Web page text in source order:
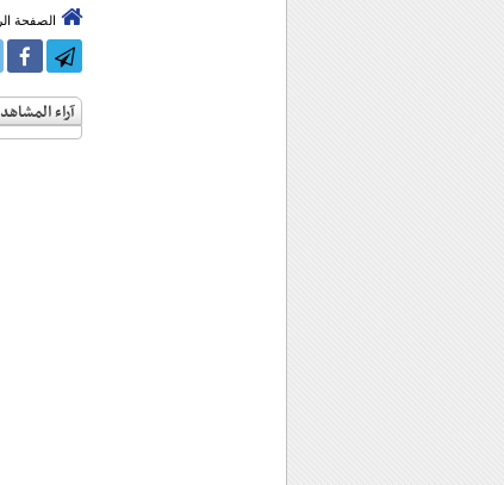
الصفحة
آراء